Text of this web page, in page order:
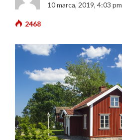
10 marca, 2019, 4:03 pm
2468